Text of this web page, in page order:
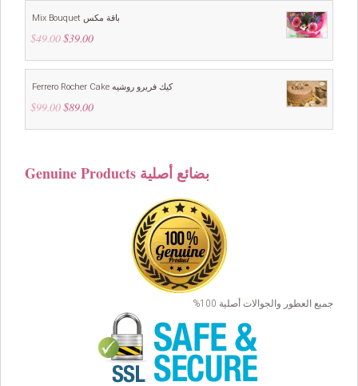
Mix Bouquet باقة مكس
$49.00 Original
was:
$39.00Current
is:
Ferrero Rocher Cake كيك فريرو روشيه
$99.00 Original
was:
$89.00Current
is:
Genuine Products بضائع أصلية
جميع العطور والجوالات أصلية 100%